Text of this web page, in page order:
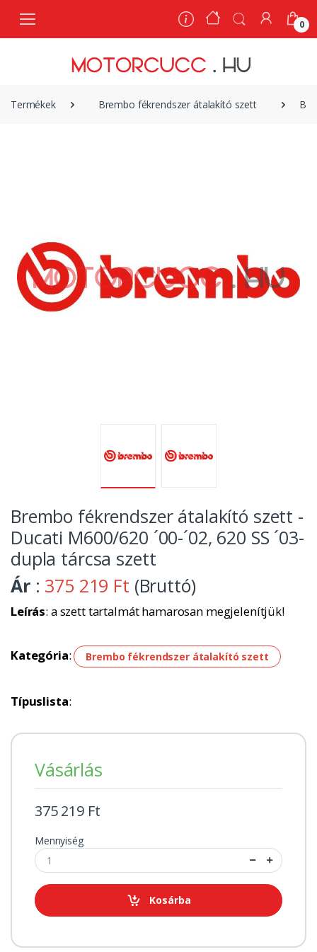
0
Termékek Brembo fékrendszer átalakító szett
Brembo fékrendszer átalakító szett -
Ducati M600/620 ´00-´02, 620 SS ´03-
dupla tárcsa szett
Ár : 375 219 Ft (Bruttó)
Leírás: a szett tartalmát hamarosan megjelenítjük!
Kategória: Brembo fékrendszer átalakító szett
Típuslista:
Vásárlás
375 219 Ft
Mennyiség
Kosárba
0